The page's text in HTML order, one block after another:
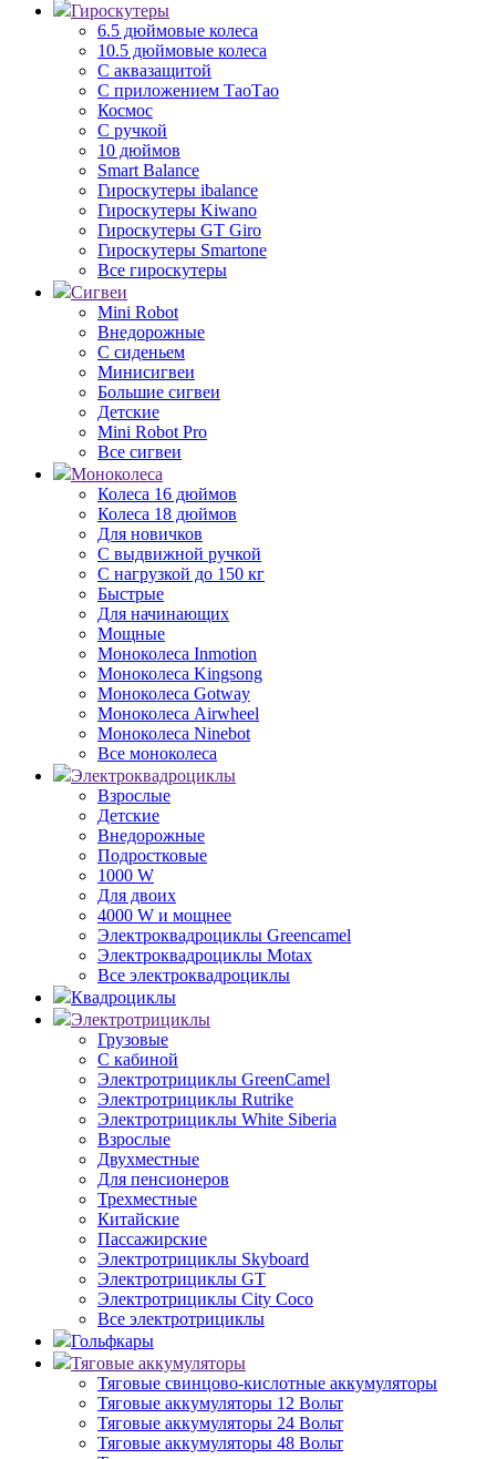
Гироскутеры
6.5 дюймовые колеса
10.5 дюймовые колеса
С аквазащитой
С приложением ТаоТао
Космос
С ручкой
10 дюймов
Smart Balance
Гироскутеры ibalance
Гироскутеры Kiwano
Гироскутеры GT Giro
Гироскутеры Smartone
Все гироскутеры
Сигвеи
Mini Robot
Внедорожные
С сиденьем
Минисигвеи
Большие сигвеи
Детские
Mini Robot Pro
Все сигвеи
Моноколеса
Колеса 16 дюймов
Колеса 18 дюймов
Для новичков
С выдвижной ручкой
С нагрузкой до 150 кг
Быстрые
Для начинающих
Мощные
Моноколеса Inmotion
Моноколеса Kingsong
Моноколеса Gotway
Моноколеса Airwheel
Моноколеса Ninebot
Все моноколеса
Электроквадроциклы
Взрослые
Детские
Внедорожные
Подростковые
1000 W
Для двоих
4000 W и мощнее
Электроквадроциклы Greencamel
Электроквадроциклы Motax
Все электроквадроциклы
Квадроциклы
Электротрициклы
Грузовые
С кабиной
Электротрициклы GreenCamel
Электротрициклы Rutrike
Электротрициклы White Siberia
Взрослые
Двухместные
Для пенсионеров
Трехместные
Китайские
Пассажирские
Электротрициклы Skyboard
Электротрициклы GT
Электротрициклы City Coco
Все электротрициклы
Гольфкары
Тяговые аккумуляторы
Тяговые свинцово-кислотные аккумуляторы
Тяговые аккумуляторы 12 Вольт
Тяговые аккумуляторы 24 Вольт
Тяговые аккумуляторы 48 Вольт